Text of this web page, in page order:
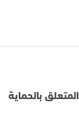
بالحماية